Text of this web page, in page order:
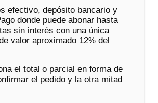
efectivo, depósito bancario y
donde puede abonar hasta
sin interés con una única
valor aproximado 12% del
el total o parcial en forma de
el pedido y la otra mitad